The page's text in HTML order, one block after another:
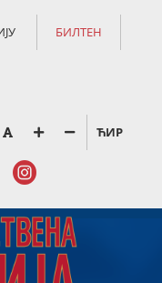
БИЛТЕН
ЋИР